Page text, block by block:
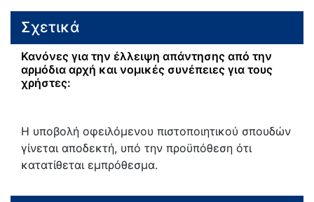
Σχετικά
Κανόνες για την έλλειψη απάντησης από την
αρμόδια αρχή και νομικές συνέπειες για τους
χρήστες:
Η υποβολή οφειλόμενου πιστοποιητικού σπουδών
γίνεται αποδεκτή, υπό την προϋπόθεση ότι
κατατίθεται εμπρόθεσμα.